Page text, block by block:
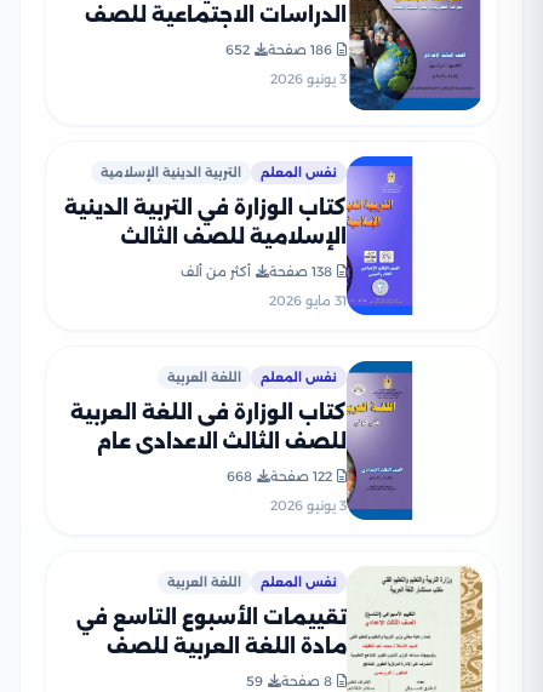
الدراسات الاجتماعية للصف
PDF
186 صفحة
652
3 يونيو 2026
نفس المعلم التربية الدينية الإسلامية
كتاب الوزارة في التربية الدينية
الإسلامية للصف الثالث
الإعدادي 2026 بصيغة PDF
138 صفحة
أكثر من ألف
31 مايو 2026
نفس المعلم اللغة العربية
كتاب الوزارة فى اللغة العربية
للصف الثالث الاعدادى عام
2026 PDF
122 صفحة
668
3 يونيو 2026
نفس المعلم اللغة العربية
تقييمات الأسبوع التاسع في
مادة اللغة العربية للصف
الثالث الإعدادي الترم الثاني
8 صفحة
59